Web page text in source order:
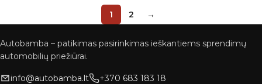
1 2 →
Autobamba – patikimas pasirinkimas ieškantiems sprendimų
automobilių priežiūrai.
info@autobamba.lt +370 683 183 18